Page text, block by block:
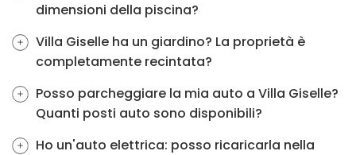
dimensioni della piscina?
Villa Giselle ha un giardino? La proprietà è
completamente recintata?
Posso parcheggiare la mia auto a Villa Giselle?
Quanti posti auto sono disponibili?
Ho un'auto elettrica: posso ricaricarla nella